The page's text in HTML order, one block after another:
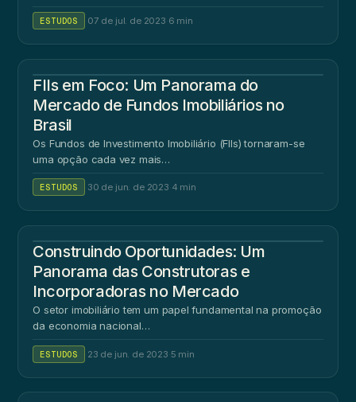
ESTUDOS 07 de jul. de 2023 6 min
FIIs em Foco: Um Panorama do
Mercado de Fundos Imobiliários no
Brasil
Os Fundos de Investimento Imobiliário (FIIs) tornaram-se
uma opção cada vez mais…
ESTUDOS 30 de jun. de 2023 4 min
Construindo Oportunidades: Um
Panorama das Construtoras e
Incorporadoras no Mercado
O setor imobiliário tem um papel fundamental na promoção
da economia nacional…
ESTUDOS 23 de jun. de 2023 5 min